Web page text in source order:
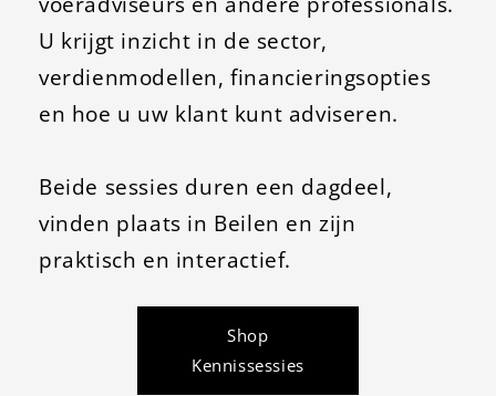
U krijgt inzicht in de sector,
verdienmodellen, financieringsopties
en hoe u uw klant kunt adviseren.
Beide sessies duren een dagdeel,
vinden plaats in Beilen en zijn
praktisch en interactief.
Shop
Kennissessies